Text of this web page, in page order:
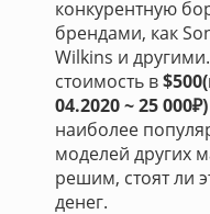
конкурентную
брендами, как
Wilkins и
стоимость в
04.2020 ~ 25 000₽)
наиболее
моделей других
решим, стоят ли
денег.